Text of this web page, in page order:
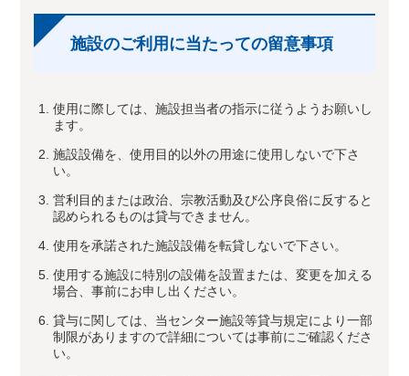
施設のご利用に当たっての留意事項
使用に際しては、施設担当者の指示に従うようお願いし
ます。
施設設備を、使用目的以外の用途に使用しないで下さ
い。
営利目的または政治、宗教活動及び公序良俗に反すると
認められるものは貸与できません。
使用を承諾された施設設備を転貸しないで下さい。
使用する施設に特別の設備を設置または、変更を加える
場合、事前にお申し出ください。
貸与に関しては、当センター施設等貸与規定により一部
制限がありますので詳細については事前にご確認くださ
い。